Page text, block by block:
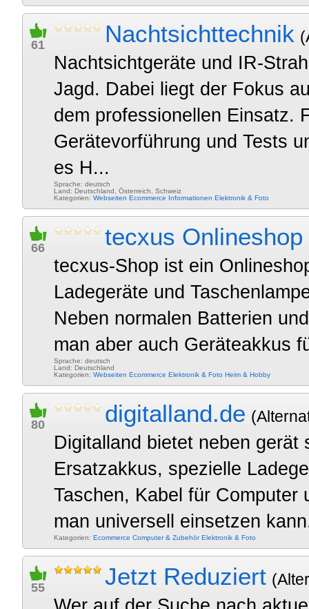
61 Nachtsichttechnik
Nachtsichtgeräte und IR-
Jagd. Dabei liegt der Fokus
dem professionellen Einsatz.
Gerätevorführung und Tests
es H...
Sprache: deutsch
Land: Deutschland, Österreich, Schweiz
Kategorien: Webseiten Ecommerce Informationen Elektronik & Foto
66 tecxus Onlineshop
tecxus-Shop ist ein
Ladegeräte und
Neben normalen Batterien
man aber auch Geräteakkus
Sprache: deutsch
Land: Deutschland
Kategorien: Webseiten Ecommerce Elektronik & Foto Heim & Hobby
80 digitalland.de
Digitalland bietet neben
Ersatzakkus, spezielle
Taschen, Kabel für Computer
man universell einsetzen
Kategorien: Ecommerce Computer & Zubehör Elektronik & Foto
55 Jetzt Reduziert